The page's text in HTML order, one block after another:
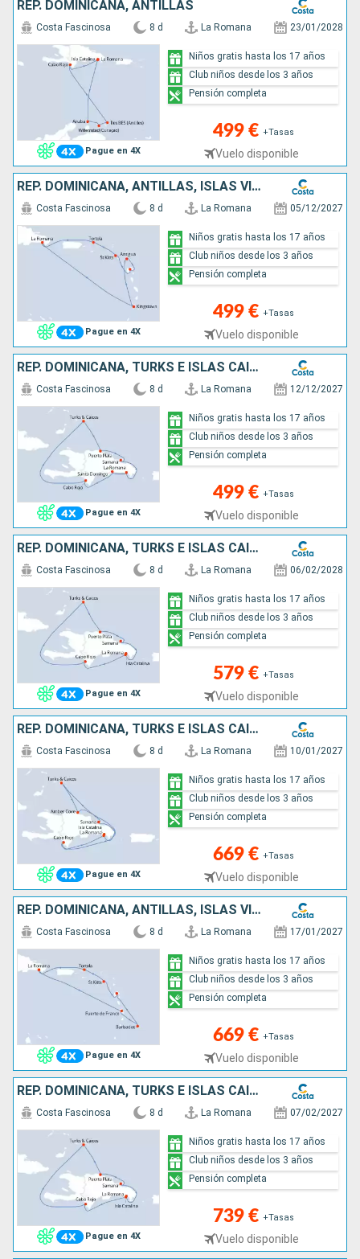
REP. DOMINICANA, ANTILLAS
Pague en 4X
Costa Fascinosa 8 d La Romana 23/01/2028
499 € +Tasas
Vuelo disponible
Niños gratis hasta los 17 años
Club niños desde los 3 años
Pensión completa
REP. DOMINICANA, ANTILLAS, ISLAS VÍRGENES
Pague en 4X
Costa Fascinosa 8 d La Romana 05/12/2027
499 € +Tasas
Vuelo disponible
Niños gratis hasta los 17 años
Club niños desde los 3 años
Pensión completa
REP. DOMINICANA, TURKS E ISLAS CAICOS
Pague en 4X
Costa Fascinosa 8 d La Romana 12/12/2027
499 € +Tasas
Vuelo disponible
Niños gratis hasta los 17 años
Club niños desde los 3 años
Pensión completa
REP. DOMINICANA, TURKS E ISLAS CAICOS
Pague en 4X
Costa Fascinosa 8 d La Romana 06/02/2028
579 € +Tasas
Vuelo disponible
Niños gratis hasta los 17 años
Club niños desde los 3 años
Pensión completa
REP. DOMINICANA, TURKS E ISLAS CAICOS
Pague en 4X
Costa Fascinosa 8 d La Romana 10/01/2027
669 € +Tasas
Vuelo disponible
Niños gratis hasta los 17 años
Club niños desde los 3 años
Pensión completa
REP. DOMINICANA, ANTILLAS, ISLAS VÍRGENES
Pague en 4X
Costa Fascinosa 8 d La Romana 17/01/2027
669 € +Tasas
Vuelo disponible
Niños gratis hasta los 17 años
Club niños desde los 3 años
Pensión completa
REP. DOMINICANA, TURKS E ISLAS CAICOS
Pague en 4X
Costa Fascinosa 8 d La Romana 07/02/2027
739 € +Tasas
Vuelo disponible
Niños gratis hasta los 17 años
Club niños desde los 3 años
Pensión completa